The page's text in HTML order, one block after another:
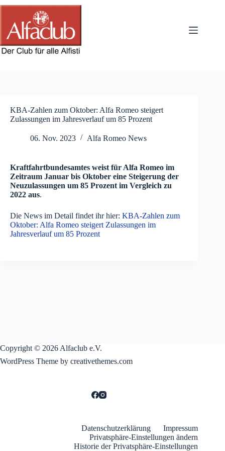
Zum
springen
KBA-Zahlen zum Oktober: Alfa Romeo steigert
Zulassungen im Jahresverlauf um 85 Prozent
06. Nov. 2023 Alfa Romeo News
Kraftfahrtbundesamtes weist für Alfa Romeo im
Zeitraum Januar bis Oktober eine Steigerung der
Neuzulassungen um 85 Prozent im Vergleich zu
2022 aus.
Die News im Detail findet ihr hier: KBA-Zahlen zum
Oktober: Alfa Romeo steigert Zulassungen im
Jahresverlauf um 85 Prozent
Copyright © 2026 Alfaclub e.V.
WordPress Theme by creativethemes.com
Datenschutzerklärung
Impressum
Privatsphäre-Einstellungen ändern
Historie der Privatsphäre-Einstellungen